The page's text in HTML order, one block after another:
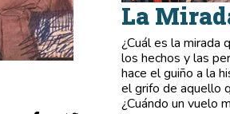
La
¿Cuál es la mirada
los hechos y las
hace el guiño a la
el grifo de aquello
¿Cuándo un vuelo